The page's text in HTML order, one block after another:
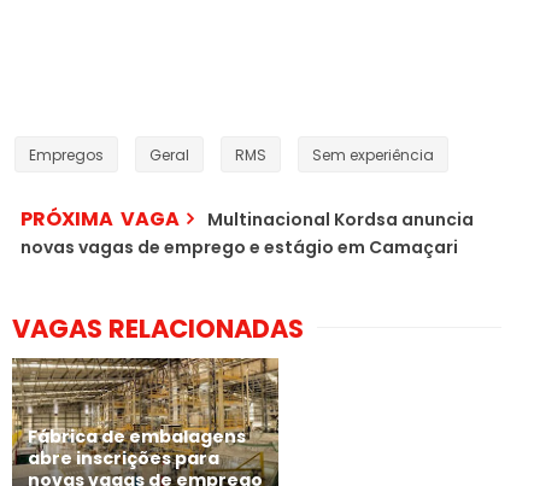
Empregos Geral RMS Sem experiência
PRÓXIMA VAGA
Multinacional Kordsa anuncia
novas vagas de emprego e estágio em Camaçari
VAGAS RELACIONADAS
Fábrica de embalagens
abre inscrições para
novas vagas de emprego